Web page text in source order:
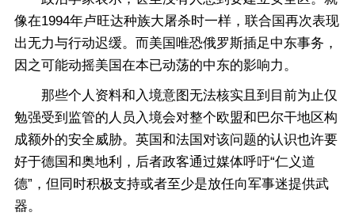
像在1994年卢旺达种族大屠杀时一样，联合国再次表现
出无力与行动迟缓。而美国唯恐俄罗斯插足中东事务，
因之可能动摇美国在本已动荡的中东的影响力。
那些个人资料和入境意图无法核实且到目前为止仅
勉强受到监管的人员入境会对整个欧盟和巴尔干地区构
成额外的安全威胁。英国和法国对该问题的认识也许要
好于德国和奥地利，后者政客通过媒体呼吁“仁义道
德”，但同时积极支持或者至少是放任向军事迷提供武
器。